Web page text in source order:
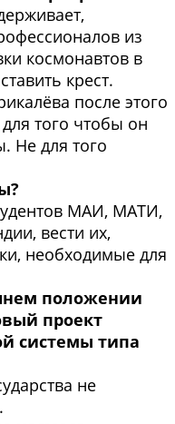
из
космонавтов в
крест.
после этого
того чтобы он
Не для того
МАИ, МАТИ,
вести их,
необходимые для
положении
проект
системы типа
не